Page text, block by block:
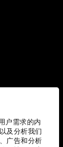
户需求的内
及分析我们
广告和分析